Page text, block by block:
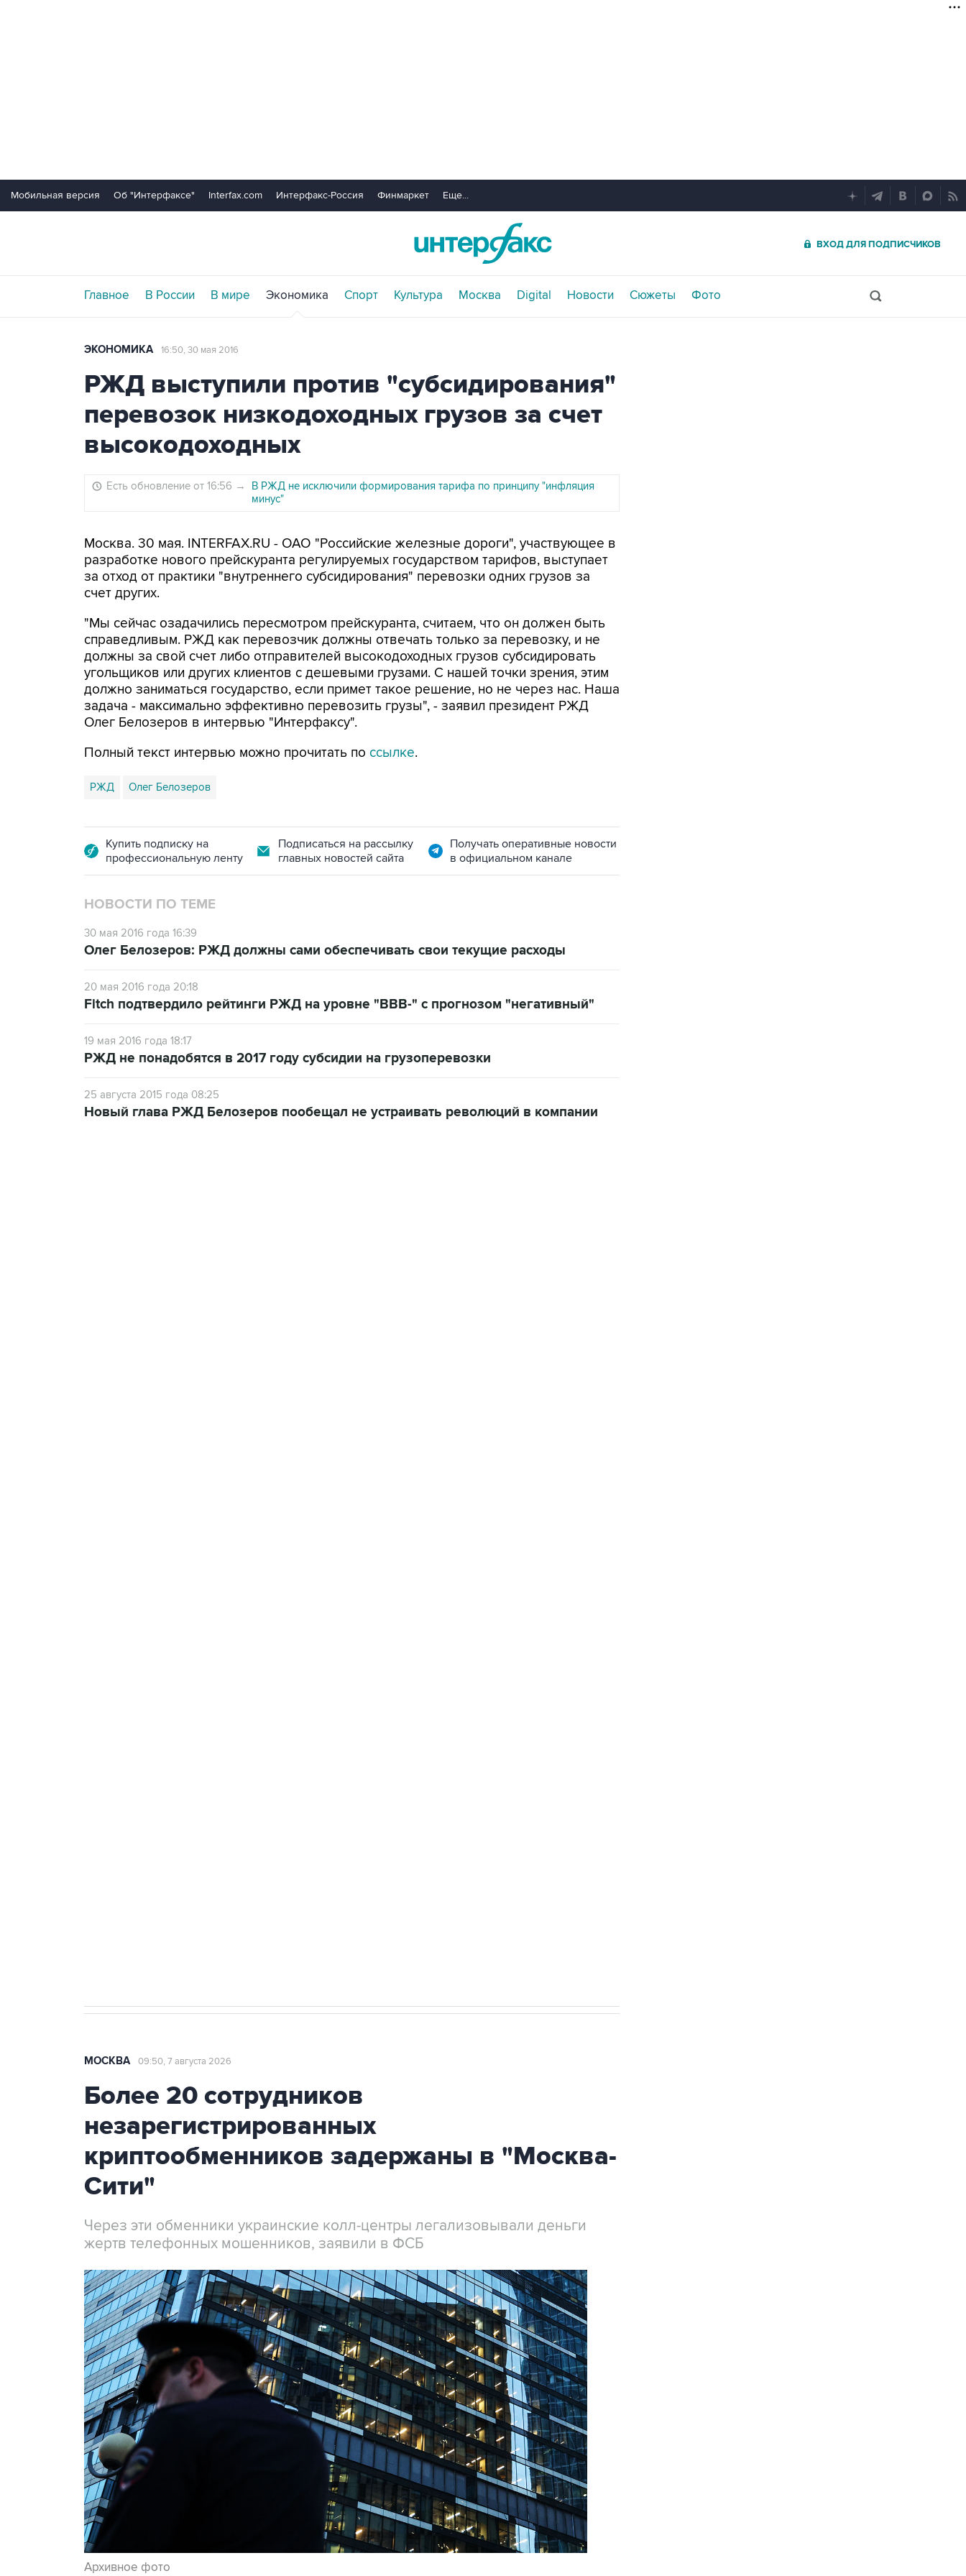
Мобильная версия Об "Интерфаксе" Interfax.com Интерфакс-Россия Финмаркет Еще...
ВХОД ДЛЯ ПОДПИСЧИКОВ
Главное В России В мире Экономика Спорт Культура Москва Digital Новости Сюжеты Фото
ЭКОНОМИКА 16:50, 30 мая 2016
РЖД выступили против "субсидирования"
перевозок низкодоходных грузов за счет
высокодоходных
Есть обновление от 16:56 →
В РЖД не исключили формирования тарифа по принципу "инфляция
минус"
Москва. 30 мая. INTERFAX.RU - ОАО "Российские железные дороги", участвующее в
разработке нового прейскуранта регулируемых государством тарифов, выступает
за отход от практики "внутреннего субсидирования" перевозки одних грузов за
счет других.
"Мы сейчас озадачились пересмотром прейскуранта, считаем, что он должен быть
справедливым. РЖД как перевозчик должны отвечать только за перевозку, и не
должны за свой счет либо отправителей высокодоходных грузов субсидировать
угольщиков или других клиентов с дешевыми грузами. С нашей точки зрения, этим
должно заниматься государство, если примет такое решение, но не через нас. Наша
задача - максимально эффективно перевозить грузы", - заявил президент РЖД
Олег Белозеров в интервью "Интерфаксу".
Полный текст интервью можно прочитать по ссылке.
РЖД Олег Белозеров
Купить подписку на
профессиональную ленту
Подписаться на рассылку
главных новостей сайта
Получать оперативные новости
в официальном канале
НОВОСТИ ПО ТЕМЕ
30 мая 2016 года 16:39
Олег Белозеров: РЖД должны сами обеспечивать свои текущие расходы
20 мая 2016 года 20:18
Fitch подтвердило рейтинги РЖД на уровне "BBB-" с прогнозом "негативный"
19 мая 2016 года 18:17
РЖД не понадобятся в 2017 году субсидии на грузоперевозки
25 августа 2015 года 08:25
Новый глава РЖД Белозеров пообещал не устраивать революций в компании
МОСКВА 09:50, 7 августа 2026
Более 20 сотрудников
незарегистрированных
криптообменников задержаны в "Москва-
Сити"
Через эти обменники украинские колл-центры легализовывали деньги
жертв телефонных мошенников, заявили в ФСБ
Архивное фото